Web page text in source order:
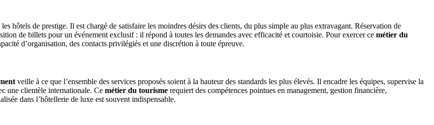
hôtels de prestige. Il est chargé de satisfaire les moindres désirs des clients, du plus simple au plus extravagant. Réservation de
de billets pour un événement exclusif : il répond à toutes les demandes avec efficacité et courtoisie. Pour exercer ce métier du
d’organisation, des contacts privilégiés et une discrétion à toute épreuve.
veille à ce que l’ensemble des services proposés soient à la hauteur des standards les plus élevés. Il encadre les équipes, supervise la
une clientèle internationale. Ce métier du tourisme requiert des compétences pointues en management, gestion financière,
dans l’hôtellerie de luxe est souvent indispensable.